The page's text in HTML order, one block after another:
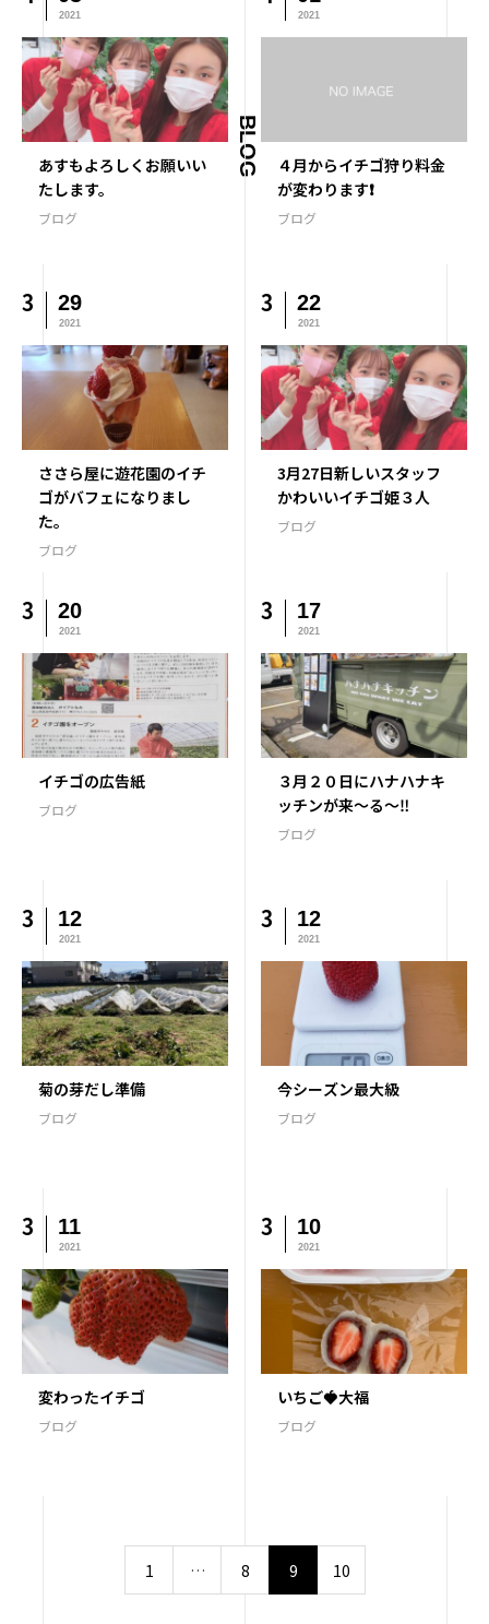
BLOG
2021
あすもよろしくお願いい
たします。
ブログ
2021
４月からイチゴ狩り料金
が変わります❗
ブログ
3 29
2021
ささら屋に遊花園のイチ
ゴがバフェになりまし
た。
ブログ
3 22
2021
3月27日新しいスタッフ
かわいいイチゴ姫３人
ブログ
3 20
2021
イチゴの広告紙
ブログ
3 17
2021
３月２０日にハナハナキ
ッチンが来～る～‼️
ブログ
3 12
2021
菊の芽だし準備
ブログ
3 12
2021
今シーズン最大級
ブログ
3 11
2021
変わったイチゴ
ブログ
3 10
2021
いちご🍓大福
ブログ
1 … 8 9 10